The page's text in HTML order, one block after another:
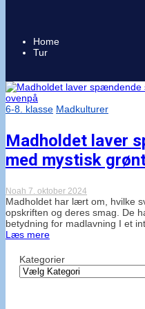
Home
Tur
6-8. klasse Madkulturer
Madholdet laver
med mystisk
Noah 7. oktober 2024
Madholdet har lært om, hvilke
opskriften og deres smag. De
betydning for madlavning I et
Læs mere
Kategorier